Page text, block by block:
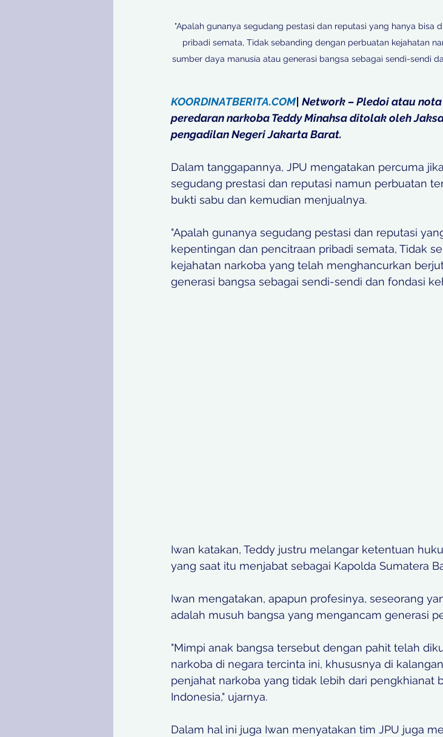
"Apalah gunanya segudang pestasi dan reputasi yang hanya bisa
pribadi semata, Tidak sebanding dengan perbuatan kejahatan
sumber daya manusia atau generasi bangsa sebagai sendi-sendi
KOORDINATBERITA.COM | Network – Pledoi atau
peredaran narkoba Teddy Minahsa ditolak oleh
pengadilan Negeri Jakarta Barat.
Dalam tanggapannya, JPU mengatakan percuma
segudang prestasi dan reputasi namun perbuatan
bukti sabu dan kemudian menjualnya.
"Apalah gunanya segudang pestasi dan reputasi
kepentingan dan pencitraan pribadi semata, Tidak
kejahatan narkoba yang telah menghancurkan
generasi bangsa sebagai sendi-sendi dan fondasi
Iwan katakan, Teddy justru melangar ketentuan
yang saat itu menjabat sebagai Kapolda Sumatera
Iwan mengatakan, apapun profesinya, seseorang
adalah musuh bangsa yang mengancam generasi
"Mimpi anak bangsa tersebut dengan pahit telah
narkoba di negara tercinta ini, khususnya di
penjahat narkoba yang tidak lebih dari pengkhianat
Indonesia," ujarnya.
Dalam hal ini juga Iwan menyatakan tim JPU juga